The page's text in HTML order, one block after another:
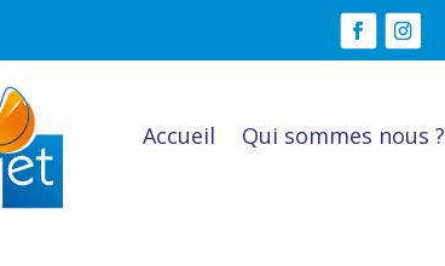
Accueil Qui sommes nous ?